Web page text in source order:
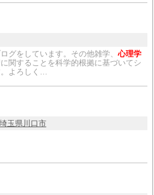
グをしています。その他雑学、心理学
関することを科学的根拠に基づいてシ
。よろしく…
埼玉県川口市